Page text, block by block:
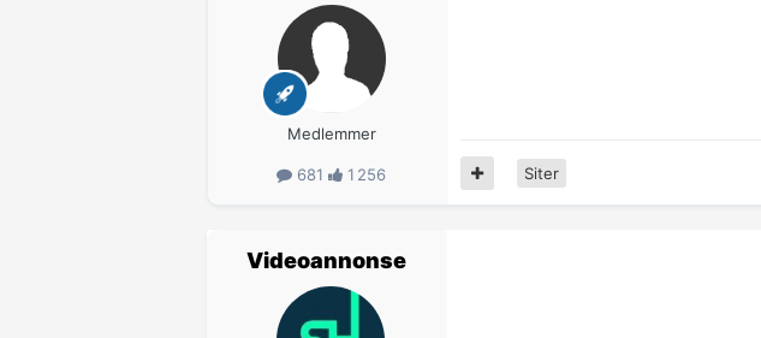
Medlemmer
681 1 256 Siter
Videoannonse